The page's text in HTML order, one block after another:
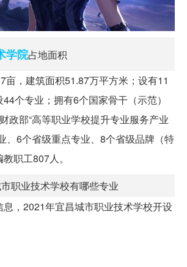
学院占地面积
亩，建筑面积51.87万平方米；设有11
个专业；拥有6个国家骨干（示范）
政部“高等职业学校提升专业服务产业
、6个省级重点专业、8个省级品牌（特
职工807人。
职业技术学校有哪些专业
，2021年宜昌城市职业技术学校开设